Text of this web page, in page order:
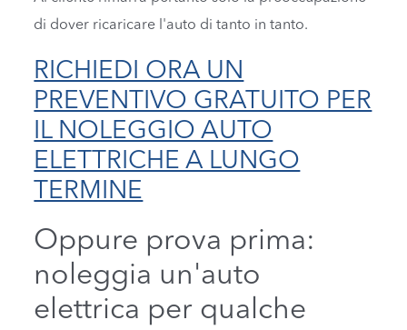
di dover ricaricare l'auto di tanto in tanto.
RICHIEDI ORA UN
PREVENTIVO GRATUITO PER
IL NOLEGGIO AUTO
ELETTRICHE A LUNGO
TERMINE
Oppure prova prima:
noleggia un'auto
elettrica per qualche